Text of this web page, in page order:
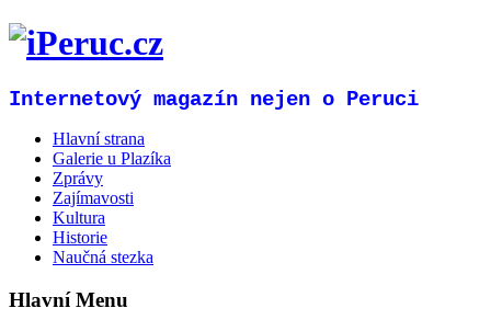
Internetový magazín nejen o Peruci
Hlavní strana
Galerie u Plazíka
Zprávy
Zajímavosti
Kultura
Historie
Naučná stezka
Hlavní Menu